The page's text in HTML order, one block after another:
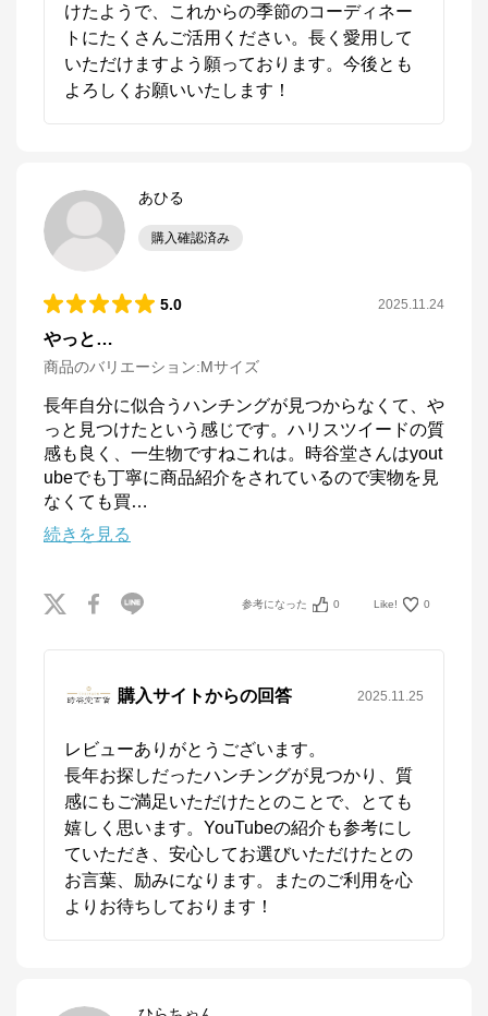
けたようで、これからの季節のコーディネー
トにたくさんご活用ください。長く愛用して
いただけますよう願っております。今後とも
よろしくお願いいたします！
あひる
購入確認済み
5.0 2025.11.24
やっと…
商品のバリエーション:Mサイズ
長年自分に似合うハンチングが見つからなくて、や
っと見つけたという感じです。ハリスツイードの質
感も良く、一生物ですねこれは。時谷堂さんはyout
ubeでも丁寧に商品紹介をされているので実物を見
なくても買…
続きを見る
参考になった 0 Like! 0
購入サイトからの回答 2025.11.25
レビューありがとうございます。
長年お探しだったハンチングが見つかり、質
感にもご満足いただけたとのことで、とても
嬉しく思います。YouTubeの紹介も参考にし
ていただき、安心してお選びいただけたとの
お言葉、励みになります。またのご利用を心
よりお待ちしております！